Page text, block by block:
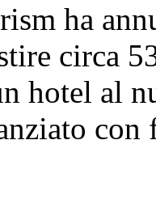
ha
circa
hotel al